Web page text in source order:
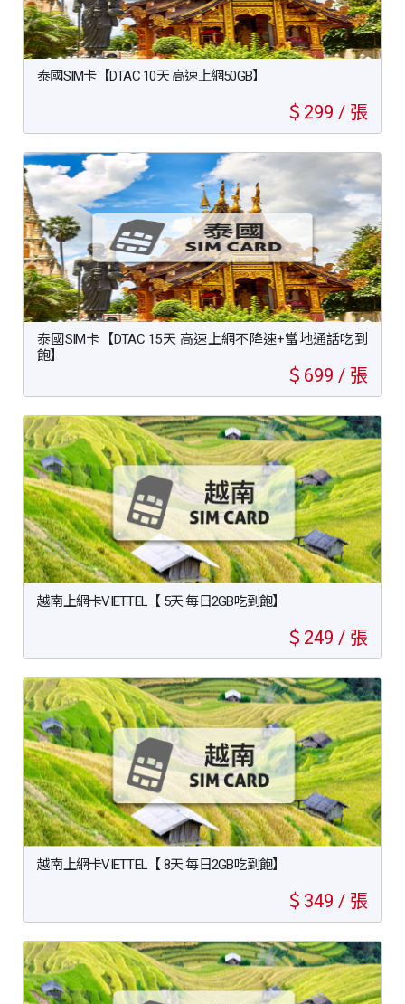
泰國SIM卡【DTAC 10天 高速上網50GB】
＄299 / 張
泰國SIM卡【DTAC 15天 高速上網不降速+當地通話吃到
飽】
＄699 / 張
越南上網卡VIETTEL【 5天 每日2GB吃到飽】
＄249 / 張
越南上網卡VIETTEL【 8天 每日2GB吃到飽】
＄349 / 張